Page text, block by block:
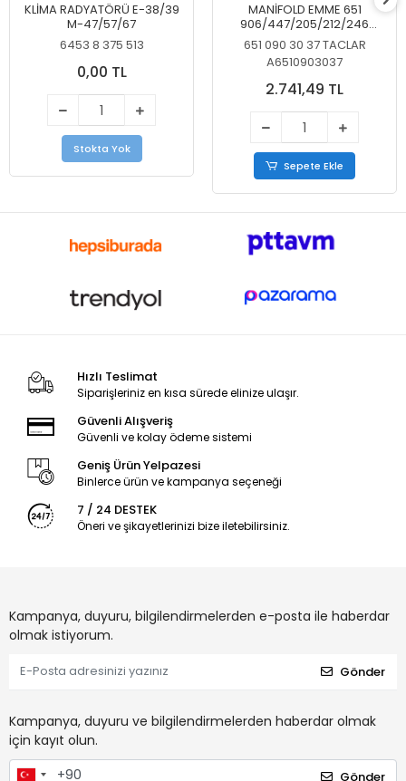
KLİMA RADYATÖRÜ E-38/39
M-47/57/67
6453 8 375 513
0,00 TL
Stokta Yok
MANİFOLD EMME 651
906/447/205/212/246
KELEBEKSİZ
651 090 30 37 TACLAR
A6510903037
2.741,49 TL
Sepete Ekle
Hızlı Teslimat
Siparişleriniz en kısa sürede elinize ulaşır.
Güvenli Alışveriş
Güvenli ve kolay ödeme sistemi
Geniş Ürün Yelpazesi
Binlerce ürün ve kampanya seçeneği
7 / 24 DESTEK
Öneri ve şikayetlerinizi bize iletebilirsiniz.
Kampanya, duyuru, bilgilendirmelerden e-posta ile haberdar
olmak istiyorum.
Gönder
Kampanya, duyuru ve bilgilendirmelerden haberdar olmak
için kayıt olun.
Gönder